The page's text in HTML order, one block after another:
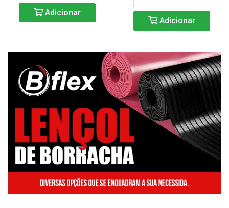
Adicionar
Adicionar